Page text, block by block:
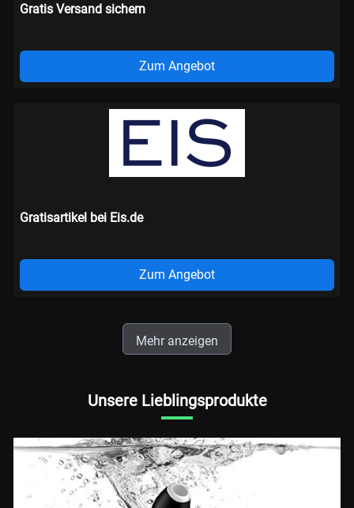
Gratis Versand sichern
Zum Angebot
Gratisartikel bei Eis.de
Zum Angebot
Mehr anzeigen
Unsere Lieblingsprodukte